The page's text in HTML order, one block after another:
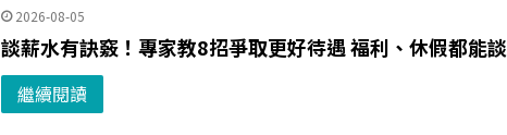
2026-08-05
談薪水有訣竅！專家教8招爭取更好待遇 福利、休假都能談
繼續閱讀